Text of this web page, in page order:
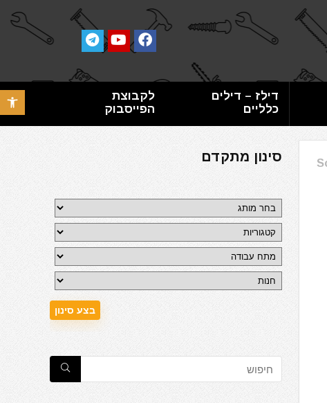
פתח
דילז – דילים
כלליים
לקבוצת
הפייסבוק
סינון מתקדם